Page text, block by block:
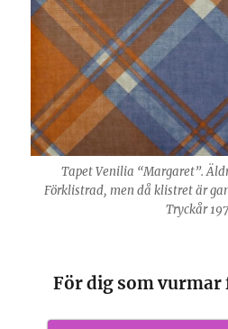
Tapet Venilia “Margaret”.
Förklistrad, men då klistret är
Tryckår
För dig som